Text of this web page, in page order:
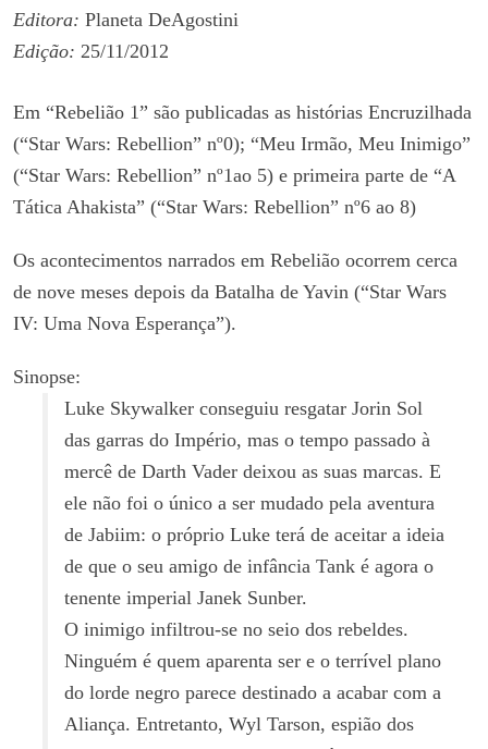
Editora: Planeta DeAgostini
Edição: 25/11/2012
Em “Rebelião 1” são publicadas as histórias Encruzilhada
(“Star Wars: Rebellion” nº0); “Meu Irmão, Meu Inimigo”
(“Star Wars: Rebellion” nº1ao 5) e primeira parte de “A
Tática Ahakista” (“Star Wars: Rebellion” nº6 ao 8)
Os acontecimentos narrados em Rebelião ocorrem cerca
de nove meses depois da Batalha de Yavin (“Star Wars
IV: Uma Nova Esperança”).
Sinopse:
Luke Skywalker conseguiu resgatar Jorin Sol
das garras do Império, mas o tempo passado à
mercê de Darth Vader deixou as suas marcas. E
ele não foi o único a ser mudado pela aventura
de Jabiim: o próprio Luke terá de aceitar a ideia
de que o seu amigo de infância Tank é agora o
tenente imperial Janek Sunber.
O inimigo infiltrou-se no seio dos rebeldes.
Ninguém é quem aparenta ser e o terrível plano
do lorde negro parece destinado a acabar com a
Aliança. Entretanto, Wyl Tarson, espião dos